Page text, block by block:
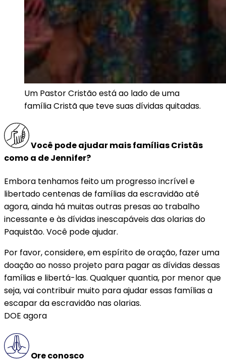
Um Pastor Cristão está ao lado de uma
família Cristã que teve suas dívidas quitadas.
Você pode ajudar mais famílias Cristãs
como a de Jennifer?
Embora tenhamos feito um progresso incrível e
libertado centenas de famílias da escravidão até
agora, ainda há muitas outras presas ao trabalho
incessante e às dívidas inescapáveis das olarias do
Paquistão. Você pode ajudar.
Por favor, considere, em espírito de oração, fazer uma
doação ao nosso projeto para pagar as dívidas dessas
famílias e libertá-las. Qualquer quantia, por menor que
seja, vai contribuir muito para ajudar essas famílias a
escapar da escravidão nas olarias.
DOE agora
Ore conosco